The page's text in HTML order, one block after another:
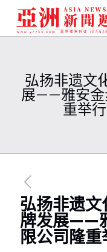
弘扬非遗文
展——雅安金
重举
弘扬非遗
牌发展——
限公司隆